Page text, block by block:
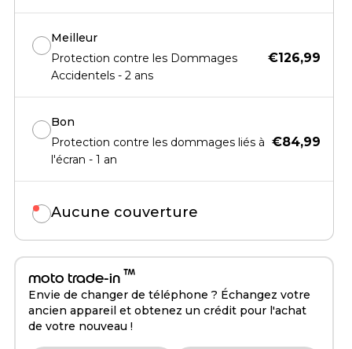
Meilleur
Protection contre les Dommages
Accidentels - 2 ans
€126,99
Bon
Protection contre les dommages liés à
l'écran - 1 an
€84,99
Aucune couverture
moto trade-in ™
Envie de changer de téléphone ? Échangez votre
ancien appareil et obtenez un crédit pour l'achat
de votre nouveau !